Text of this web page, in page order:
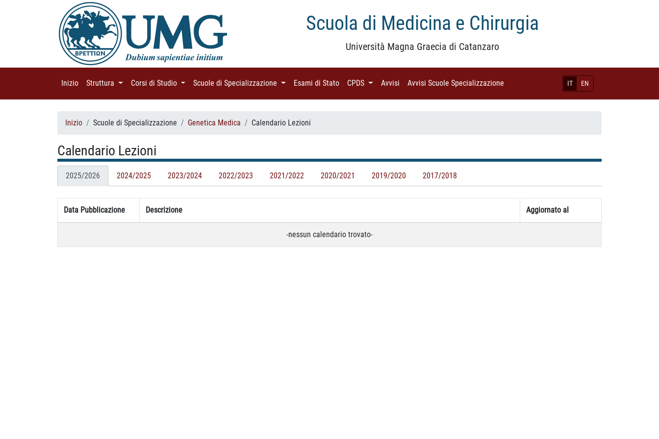
Scuola di Medicina e Chirurgia
Università Magna Graecia di Catanzaro
IT EN
Inizio (current)
Struttura (current)Corsi di Studio (current)Scuole di Specializzazione (current)Esami di Stato (current)
CPDS (current)
Avvisi (current)
Avvisi Scuole Specializzazione
Inizio Scuole di Specializzazione Genetica Medica Calendario Lezioni
Calendario Lezioni
2025/2026 2024/2025 2023/2024 2022/2023 2021/2022 2020/2021 2019/2020 2017/2018
Data Pubblicazione Descrizione Aggiornato al
-nessun calendario trovato-